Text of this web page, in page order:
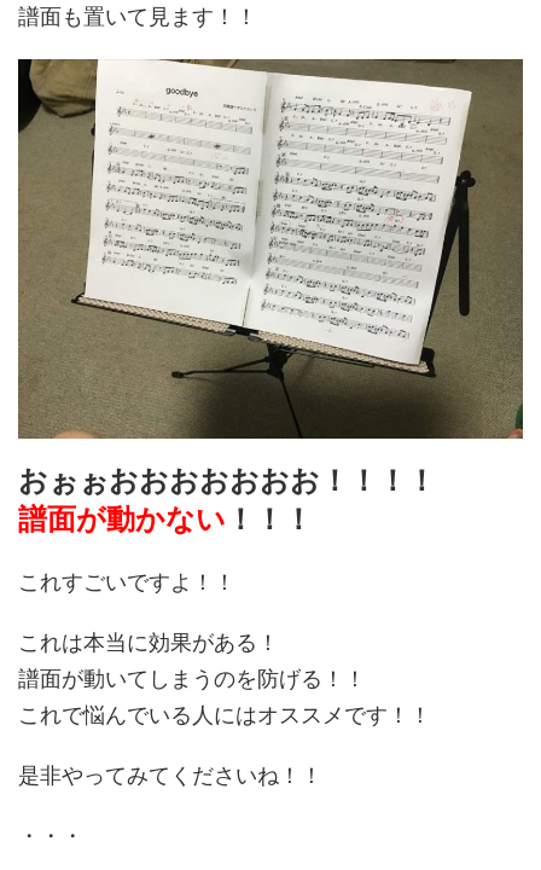
譜面も置いて見ます！！
おぉぉおおおおおおお！！！！
譜面が動かない ！！！
これすごいですよ！！
これは本当に効果がある！
譜面が動いてしまうのを防げる！！
これで悩んでいる人にはオススメです！！
是非やってみてくださいね！！
・・・